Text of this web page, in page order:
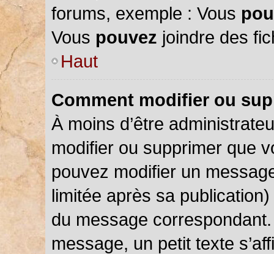
forums, exemple : Vous
Vous pouvez joindre des
Haut
Comment modifier ou
À moins d’être
modifier ou supprimer que
pouvez modifier un
limitée après sa
du message
message, un petit texte